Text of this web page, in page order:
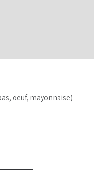
oeuf, mayonnaise)